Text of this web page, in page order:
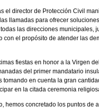
el director de Protección Civil
llamadas para ofrecer
las direcciones municipales,
con el propósito de atender las
fiestas en honor a la Virgen
del primer mandatario
tomando en cuenta la gran
en la citada ceremonia
hemos concretado los puntos